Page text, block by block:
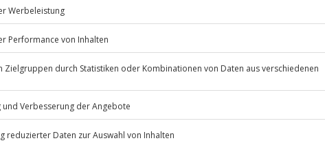
Jochen SchweizerGmbH
Mühldorfstraße 8
81671 München